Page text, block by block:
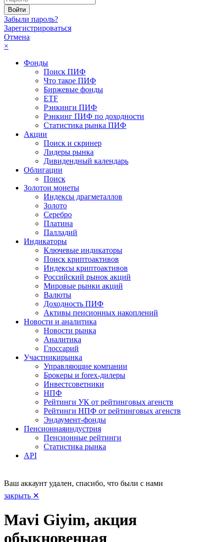
Забыли пароль?
Зарегистрироваться
Отмена
×
Фонды
Поиск ПИФ
Что такое ПИФ
Биржевые фонды
ETF
Рэнкинги ПИФ
Рэнкинг ПИФ по доходности
Статистика рынка ПИФ
Акции
Поиск и скринер
Лидеры рынка
Дивидендный календарь
Облигации
Поиск
Золотои монеты
Индексы драгметаллов
Золото
Серебро
Платина
Палладий
Индикаторы
Ключевые индикаторы
Поиск криптоактивов
Индексы криптоактивов
Российский рынок акций
Мировые рынки акций
Валюты
Доходность ПИФ
Активы пенсионных накоплений
Новости и аналитика
Новости рынка
Аналитика
Глоссарий
Участникирынка
Управляющие компании
Брокеры и forex-дилеры
Инвестсоветники
НПФ
Рейтинги УК от рейтинговых агенств
Рейтинги НПФ от рейтинговых агенств
Эндаумент-фонды
Пенсионнаяиндустрия
Пенсионные рейтинги
Статистика рынка
API
Ваш аккаунт удален, спасибо, что были с нами
закрыть ✕
Mavi Giyim, акция
обыкновенная